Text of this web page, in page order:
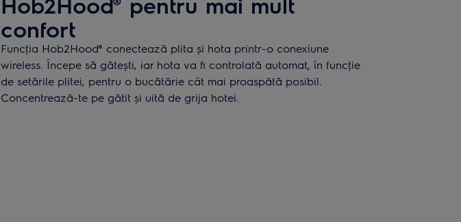
confort
Funcţia Hob2Hood® conectează plita și hota printr-o conexiune
wireless. Începe să gătești, iar hota va fi controlată automat, în funcţie
de setările plitei, pentru o bucătărie cât mai proaspătă posibil.
Concentrează-te pe gătit și uită de grija hotei.